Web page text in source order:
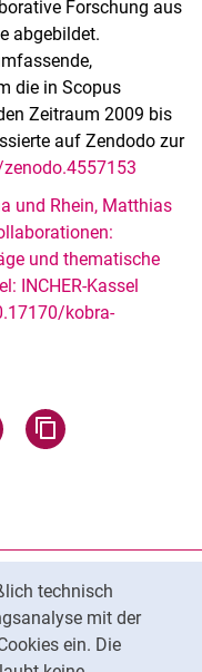
technisch
mit der
ein. Die
Forschung aus
abgebildet.
die in Scopus
Zeitraum 2009 bis
auf Zendodo zur
und Rhein, Matthias
und thematische
INCHER-Kassel
kobra-
teilen
WhatsApp teilen
Seite über Facebook